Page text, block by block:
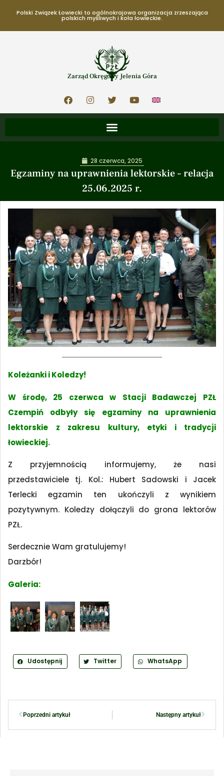
Polski Związek Łowiecki to ogólnokrajowa organizacja zrzeszająca
polskich myśliwych i koła łowieckie.
Zarząd Okręgowy Jelenia Góra
Egzaminy na uprawnienia lektorskie – relacja
25.06.2025 r.
28 czerwca, 2025
Koleżanki i Koledzy!
W środę, 25 czerwca w Stacji Badawczej PZŁ
Czempiń odbyły się egzaminy na uprawnienia
lektorskie z zakresu kultury, etyki i tradycji
łowieckiej.
Z przyjemnością informujemy, że nasi
przedstawiciele tj. Kol.: Hubert Sadowski i Jacek
Terlecki egzamin ten ukończyli z wynikiem
pozytywnym. Koledzy dołączyli do grona lektorów
PZŁ.
Serdecznie Wam gratulujemy!
Darzbór!
Galeria:
Udostępnij Twitter WhatsApp
Poprzedni artykuł Następny artykuł